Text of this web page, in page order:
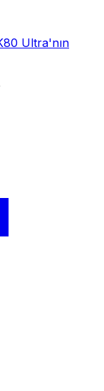
Ultra'nın